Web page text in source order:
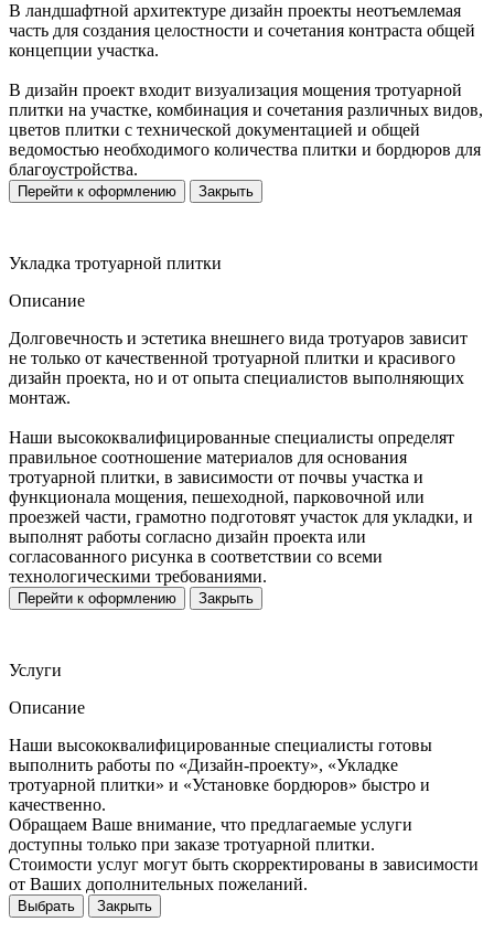
В ландшафтной архитектуре дизайн проекты неотъемлемая
часть для создания целостности и сочетания контраста общей
концепции участка.
В дизайн проект входит визуализация мощения тротуарной
плитки на участке, комбинация и сочетания различных видов,
цветов плитки с технической документацией и общей
ведомостью необходимого количества плитки и бордюров для
благоустройства.
Перейти к оформлению Закрыть
Укладка тротуарной плитки
Описание
Долговечность и эстетика внешнего вида тротуаров зависит
не только от качественной тротуарной плитки и красивого
дизайн проекта, но и от опыта специалистов выполняющих
монтаж.
Наши высококвалифицированные специалисты определят
правильное соотношение материалов для основания
тротуарной плитки, в зависимости от почвы участка и
функционала мощения, пешеходной, парковочной или
проезжей части, грамотно подготовят участок для укладки, и
выполнят работы согласно дизайн проекта или
согласованного рисунка в соответствии со всеми
технологическими требованиями.
Перейти к оформлению Закрыть
Услуги
Описание
Наши высококвалифицированные специалисты готовы
выполнить работы по «Дизайн-проекту», «Укладке
тротуарной плитки» и «Установке бордюров» быстро и
качественно.
Обращаем Ваше внимание, что предлагаемые услуги
доступны только при заказе тротуарной плитки.
Стоимости услуг могут быть скорректированы в зависимости
от Ваших дополнительных пожеланий.
Выбрать Закрыть